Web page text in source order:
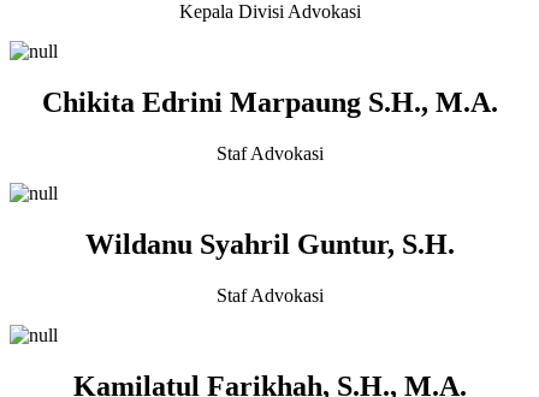
Kepala Divisi Advokasi
Chikita Edrini Marpaung S.H., M.A.
Staf Advokasi
Wildanu Syahril Guntur, S.H.
Staf Advokasi
Kamilatul Farikhah, S.H., M.A.